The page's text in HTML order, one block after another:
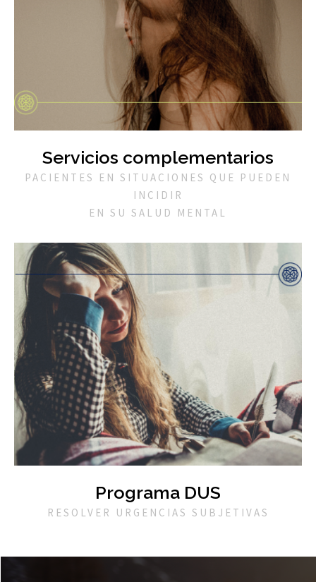
Servicios complementarios
PACIENTES EN SITUACIONES QUE PUEDEN
INCIDIR
EN SU SALUD MENTAL
Programa DUS
RESOLVER URGENCIAS SUBJETIVAS